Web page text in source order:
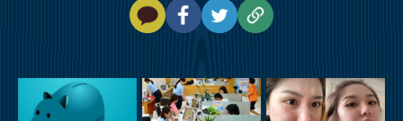
톡
북
복
사